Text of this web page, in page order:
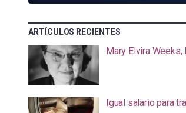
ARTÍCULOS RECIENTES
Mary Elvira
Igual salario para